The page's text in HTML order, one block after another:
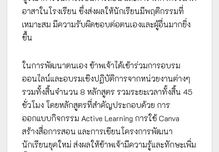
อาสาในโรงเรียน ซึ่งส่งผลให้นักเรียนมีพฤติกรรมที่
เหมาะสม มีความรับผิดชอบต่อตนเองและผู้อื่นมากยิ่ง
ขึ้น
ในการพัฒนาตนเอง ข้าพเจ้าได้เข้าร่วมการอบรม
ออนไลน์และอบรมเชิงปฏิบัติการจากหน่วยงานต่างๆ
รวมทั้งสิ้นจำนวน 8 หลักสูตร รวมระยะเวลาทั้งสิ้น 45
ชั่วโมง โดยหลักสูตรที่สำคัญประกอบด้วย การ
ออกแบบกิจกรรม Active Learning การใช้ Canva
สร้างสื่อการสอน และการเขียนโครงการพัฒนา
นักเรียนยุคใหม่ ส่งผลให้ข้าพเจ้ามีความรู้และทักษะเพิ่ม